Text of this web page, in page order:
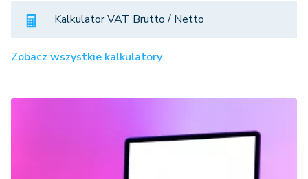
Kalkulator VAT Brutto / Netto
Zobacz wszystkie kalkulatory